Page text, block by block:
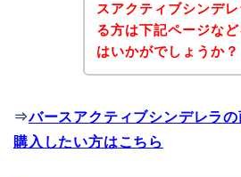
スアクティブシンデ
る方は下記ページな
はいかがでしょうか？
⇒バースアクティブシンデレラ
購入したい方はこちら